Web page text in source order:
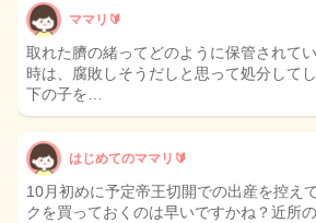
ママリ🔰
取れた臍の緒ってどのように保管されて
時は、腐敗しそうだしと思って処分して
下の子を…
はじめてのママリ🔰
10月初めに予定帝王切開での出産を控え
クを買っておくのは早いですかね？近所